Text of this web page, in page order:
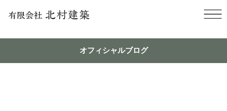
オフィシャルブログ